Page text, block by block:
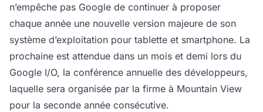
n’empêche pas Google de continuer à proposer
chaque année une nouvelle version majeure de son
système d’exploitation pour tablette et smartphone. La
prochaine est attendue dans un mois et demi lors du
Google I/O, la conférence annuelle des développeurs,
laquelle sera organisée par la firme à Mountain View
pour la seconde année consécutive.